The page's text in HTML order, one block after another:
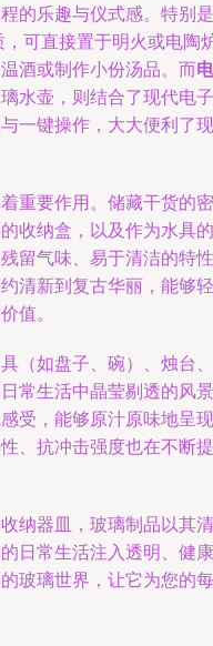
的乐趣与仪式感。特别是
，可直接置于明火或电陶
酒或制作小份汤品。而电
水壶，则结合了现代电子
一键操作，大大便利了现
重要作用。储藏干货的
收纳盒，以及作为水具的
留气味、易于清洁的特性
清新到复古华丽，能够轻
值。
（如盘子、碗）、烛台、
常生活中晶莹剔透的风景
受，能够原汁原味地呈现
、抗冲击强度也在不断提
纳器皿，玻璃制品以其清
日常生活注入透明、健康
玻璃世界，让它为您的每